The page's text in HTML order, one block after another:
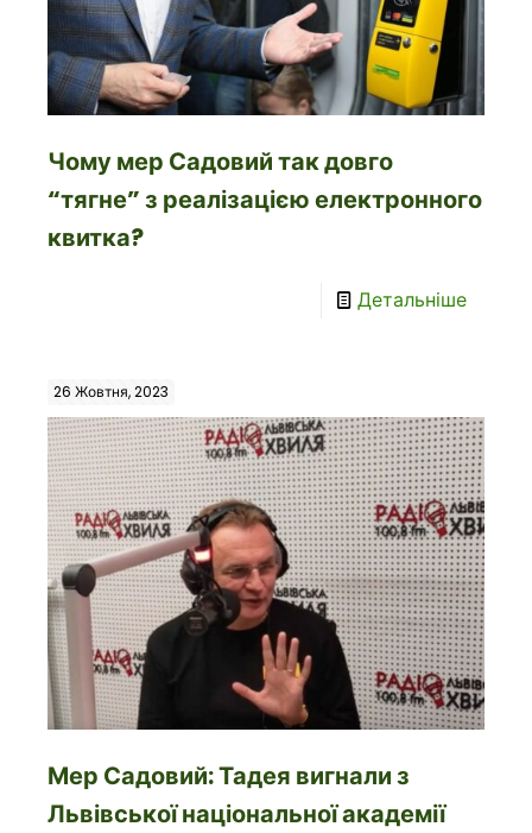
Чому мер Садовий так довго
“тягне” з реалізацією електронного
квитка?
Детальніше
26 Жовтня, 2023
Мер Садовий: Тадея вигнали з
Львівської національної академії